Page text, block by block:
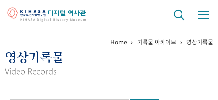
걸어온 길 기관 변천사
Home 기록물 아카이브 영상기록물
영상기록물
Video Records